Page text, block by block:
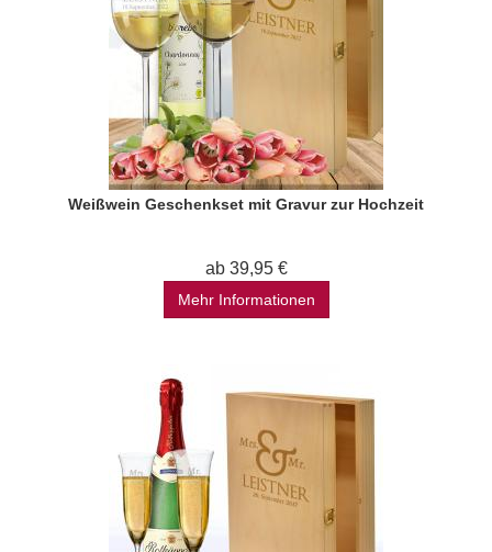
Weißwein Geschenkset mit Gravur zur Hochzeit
ab 39,95 €
Mehr Informationen